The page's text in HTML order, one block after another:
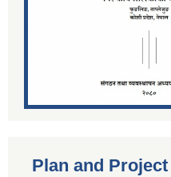
Plan and Project